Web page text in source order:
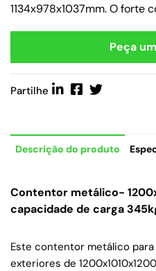
1134x978x1037mm. O forte
Peça
Partilhe
Descrição do produto
Contentor metálico-
capacidade de carga
Este contentor metálico
exteriores de